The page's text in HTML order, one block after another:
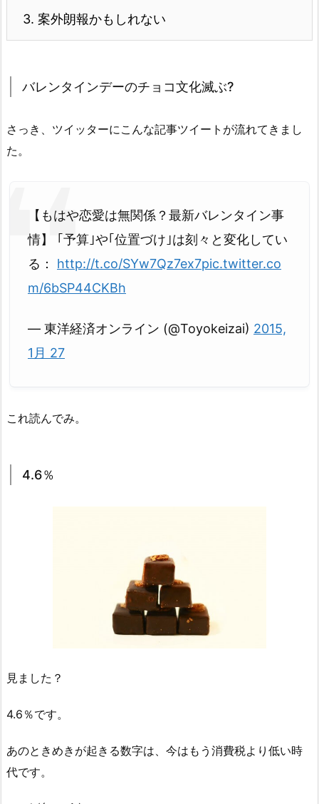
3. 案外朗報かもしれない
バレンタインデーのチョコ文化滅ぶ?
さっき、ツイッターにこんな記事ツイートが流れてきまし
た。
【もはや恋愛は無関係？最新バレンタイン事
情】 ｢予算｣や｢位置づけ｣は刻々と変化してい
る： http://t.co/SYw7Qz7ex7pic.twitter.co
m/6bSP44CKBh
— 東洋経済オンライン (@Toyokeizai) 2015,
1月 27
これ読んでみ。
4.6％
見ました？
4.6％です。
あのときめきが起きる数字は、今はもう消費税より低い時
代です。